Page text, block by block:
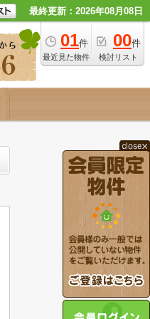
最終更新：2026年08月08日
01件
最近見た物件
00件
検討リスト